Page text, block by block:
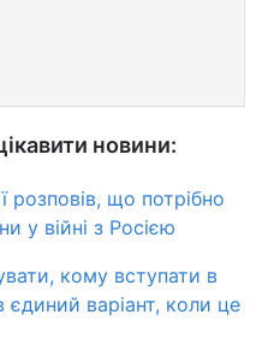
новини:
розповів, що потрібно
у війні з Росією
кому вступати в
варіант, коли це